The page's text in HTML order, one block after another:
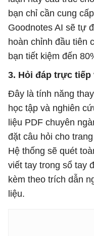
bạn chỉ cần cung
Goodnotes AI sẽ tự
hoàn chỉnh đầu tiên
bạn tiết kiệm đến
3. Hỏi đáp trực
Đây là tính năng
học tập và nghiên
liệu PDF chuyên
đặt câu hỏi cho
Hệ thống sẽ quét
viết tay trong sổ tay
kèm theo trích dẫn
liệu.